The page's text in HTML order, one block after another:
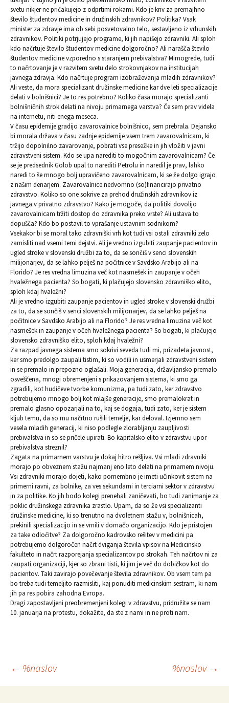
svetu nikjer ne pričakujejo z odprtimi rokami. Kdo je kriv za premajhno
število študentov medicine in družinskih zdravnikov? Politika? Vsak
minister za zdravje ima ob sebi posvetovalno telo, sestavljeno iz vrhunskih
zdravnikov. Politiki potrjujejo programe, ki jih napišejo zdravniki. Ali sploh
kdo načrtuje število študentov medicine dolgoročno? Ali narašča število
študentov medicine vzporedno s staranjem prebivalstva? Mimogrede, tudi
to načrtovanje je v razvitem svetu delo strokovnjakov na institucijah
javnega zdravja. Kdo načrtuje program izobraževanja mladih zdravnikov?
Ali veste, da mora specializant družinske medicine kar dve leti specializacije
delati v bolnišnici? Je to res potrebno? Koliko časa morajo specializanti
bolnišničnih strok delati na nivoju primarnega varstva? Če sem prav videla
na internetu, niti enega meseca.
V času epidemije gradijo zavarovalnice bolnišnico, sem prebrala. Dejansko
bi morala država v času zadnje epidemije vsem trem zavarovalnicam, ki
tržijo dopolnilno zavarovanje, pobrati vse presežke in jih vložiti v javni
zdravstveni sistem. Kdo se upa narediti to mogočnim zavarovalnicam? Če
se je predsednik Golob upal to narediti Petrolu in naredil je prav, lahko
naredi to še mnogo bolj upravičeno zavarovalnicam, ki se že dolgo igrajo
z našim denarjem. Zavarovalnice nedvomno (so)financirajo privatno
zdravstvo. Koliko so one sokrive za prehod družinskih zdravnikov iz
javnega v privatno zdravstvo? Kako je mogoče, da politiki dovolijo
zavarovalnicam tržiti dostop do zdravnika preko vrste? Ali ustava to
dopušča? Kdo bo postavil to vprašanje ustavnim sodnikom?
Vsekakor bi se moral tako zdravniški vrh kot tudi vsi ostali zdravniki zelo
zamisliti nad vsemi temi dejstvi. Ali je vredno izgubiti zaupanje pacientov in
ugled stroke v slovenski družbi za to, da se sončiš v senci slovenskih
milijonarjev, da se lahko pelješ na počitnice v Savdsko Arabijo ali na
Florido? Je res vredna limuzina več kot nasmešek in zaupanje v očeh
hvaležnega pacienta? So bogati, ki plačujejo slovensko zdravniško elito,
sploh kdaj hvaležni?
Ali je vredno izgubiti zaupanje pacientov in ugled stroke v slovenski družbi
za to, da se sončiš v senci slovenskih milijonarjev, da se lahko pelješ na
počitnice v Savdsko Arabijo ali na Florido? Je res vredna limuzina več kot
nasmešek in zaupanje v očeh hvaležnega pacienta? So bogati, ki plačujejo
slovensko zdravniško elito, sploh kdaj hvaležni?
Za razpad javnega sistema smo sokrivi seveda tudi mi, prizadeta javnost,
ker smo predolgo zaupali tistim, ki so vodili in usmerjali zdravstveni sistem
in se premalo in prepozno oglašali. Moja generacija, državljansko premalo
osveščena, mnogi obremenjeni s prikazovanjem sistema, ki smo ga
zgradili, kot hudičeve tvorbe komunizma, pa tudi zato, ker zdravstvo
potrebujemo mnogo bolj kot mlajše generacije, smo premalokrat in
premalo glasno opozarjali na to, kaj se dogaja, tudi zato, ker je sistem
kljub temu, da so mu načrtno rušili temelje, kar deloval. Izjemno sem
vesela mladih generacij, ki niso podlegle zlorabljanju zaupljivosti
prebivalstva in so se pričele upirati. Bo kapitalsko elito v zdravstvu upor
prebivalstva streznil?
Zagata na primarnem varstvu je dokaj hitro rešljiva. Vsi mladi zdravniki
morajo po obveznem stažu najmanj eno leto delati na primarnem nivoju.
Vsi zdravniki morajo dojeti, kako pomembno je imeti učinkovit sistem na
primerni ravni, za bolnike, za ves sekundarni in terciarni sektor v zdravstvu
in za politike. Ko jih bodo kolegi prenehali zaničevati, bo tudi zanimanje za
poklic družinskega zdravnika zrastlo. Upam, da so že vsi specializanti
družinske medicine, ki so trenutno na dvoletnem stažu v, bolnišnicah,
prekinili specializacijo in se vrnili v domačo organizacijo. Kdo je pristojen
za take odločitve? Za dolgoročno kadrovsko rešitev v medicini pa
potrebujemo dolgoročen načrt dviganja števila vpisov na Medicinsko
fakulteto in načrt razporejanja specializantov po strokah. Teh načrtov ni za
zaupati organizaciji, kjer so zbrani tisti, ki jim je več do dobičkov kot do
pacientov. Taki zavirajo povečevanje števila zdravnikov. Ob vsem tem pa
bo treba tudi temeljito razmisliti, kaj ponuditi medicinskim sestram, ki nam
jih pa res pobira zahodna Evropa.
Dragi zapostavljeni preobremenjeni kolegi v zdravstvu, pridružite se nam
10. januarja na protestu, dokažite, da ste z nami in ne proti nam.
Krmarjenje
po
← %naslov %naslov →